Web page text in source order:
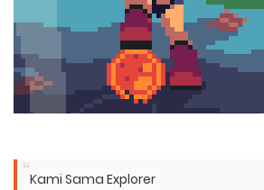
Kami Sama Explorer